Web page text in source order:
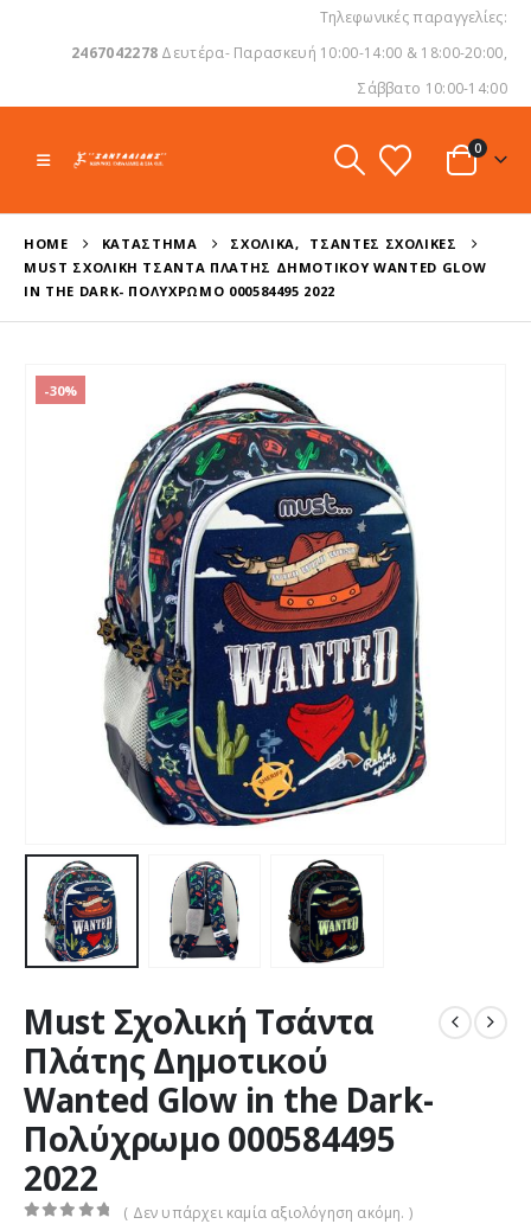
Τηλεφωνικές παραγγελίες:
2467042278 Δευτέρα- Παρασκευή 10:00-14:00 & 18:00-20:00,
Σάββατο 10:00-14:00
0
HOME ΚΑΤΆΣΤΗΜΑ ΣΧΟΛΙΚΆ,
ΤΣΆΝΤΕΣ ΣΧΟΛΙΚΈΣ
MUST ΣΧΟΛΙΚΉ ΤΣΆΝΤΑ ΠΛΆΤΗΣ ΔΗΜΟΤΙΚΟΎ WANTED GLOW
IN THE DARK- ΠΟΛΎΧΡΩΜΟ 000584495 2022
-30%
Must Σχολική Τσάντα
Πλάτης Δημοτικού
Wanted Glow in the Dark-
Πολύχρωμο 000584495
2022
( Δεν υπάρχει καμία αξιολόγηση ακόμη. )